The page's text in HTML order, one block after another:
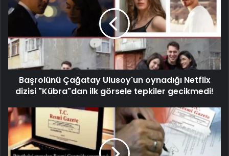
Başrolünü Çağatay Ulusoy'un oynadığı Netflix
dizisi "Kübra"dan ilk görsele tepkiler gecikmedi!